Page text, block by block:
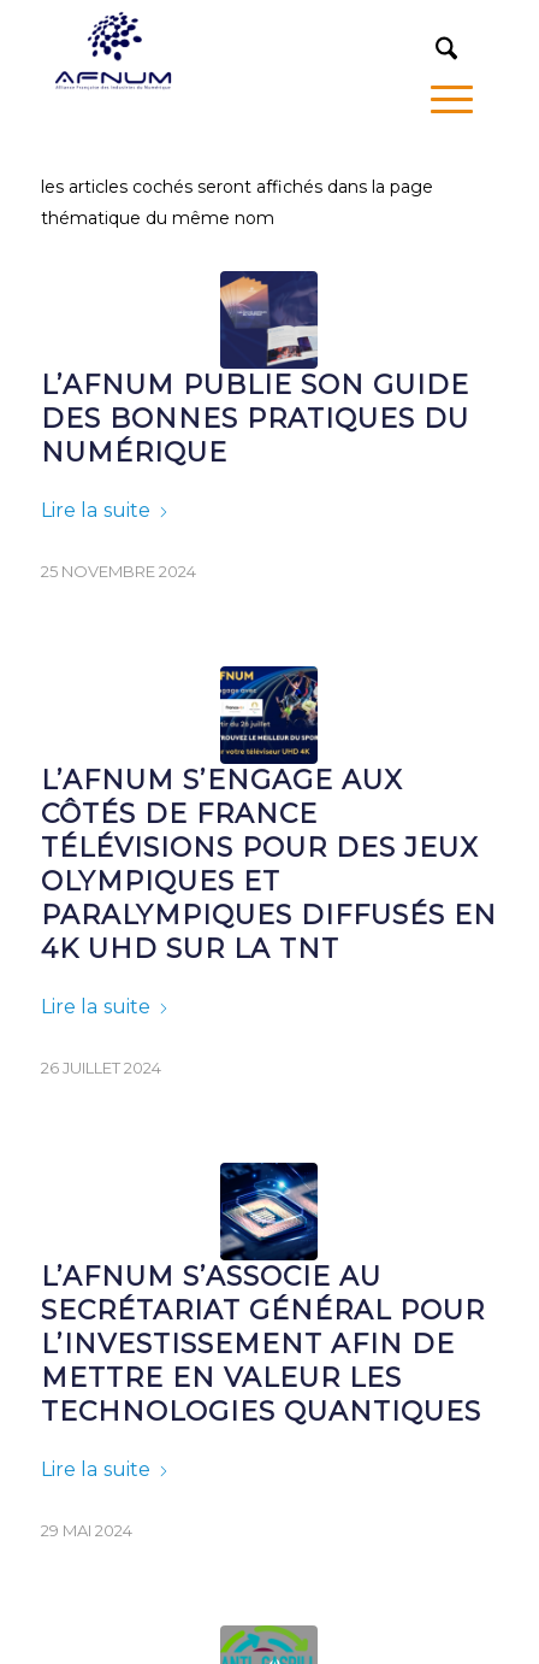
les articles cochés seront affichés dans la page
thématique du même nom
L’AFNUM PUBLIE SON GUIDE
DES BONNES PRATIQUES DU
NUMÉRIQUE
Lire la suite
25 NOVEMBRE 2024
L’AFNUM S’ENGAGE AUX
CÔTÉS DE FRANCE
TÉLÉVISIONS POUR DES JEUX
OLYMPIQUES ET
PARALYMPIQUES DIFFUSÉS EN
4K UHD SUR LA TNT
Lire la suite
26 JUILLET 2024
L’AFNUM S’ASSOCIE AU
SECRÉTARIAT GÉNÉRAL POUR
L’INVESTISSEMENT AFIN DE
METTRE EN VALEUR LES
TECHNOLOGIES QUANTIQUES
Lire la suite
29 MAI 2024